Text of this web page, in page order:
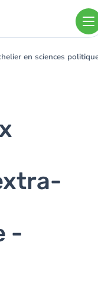
en sciences
-